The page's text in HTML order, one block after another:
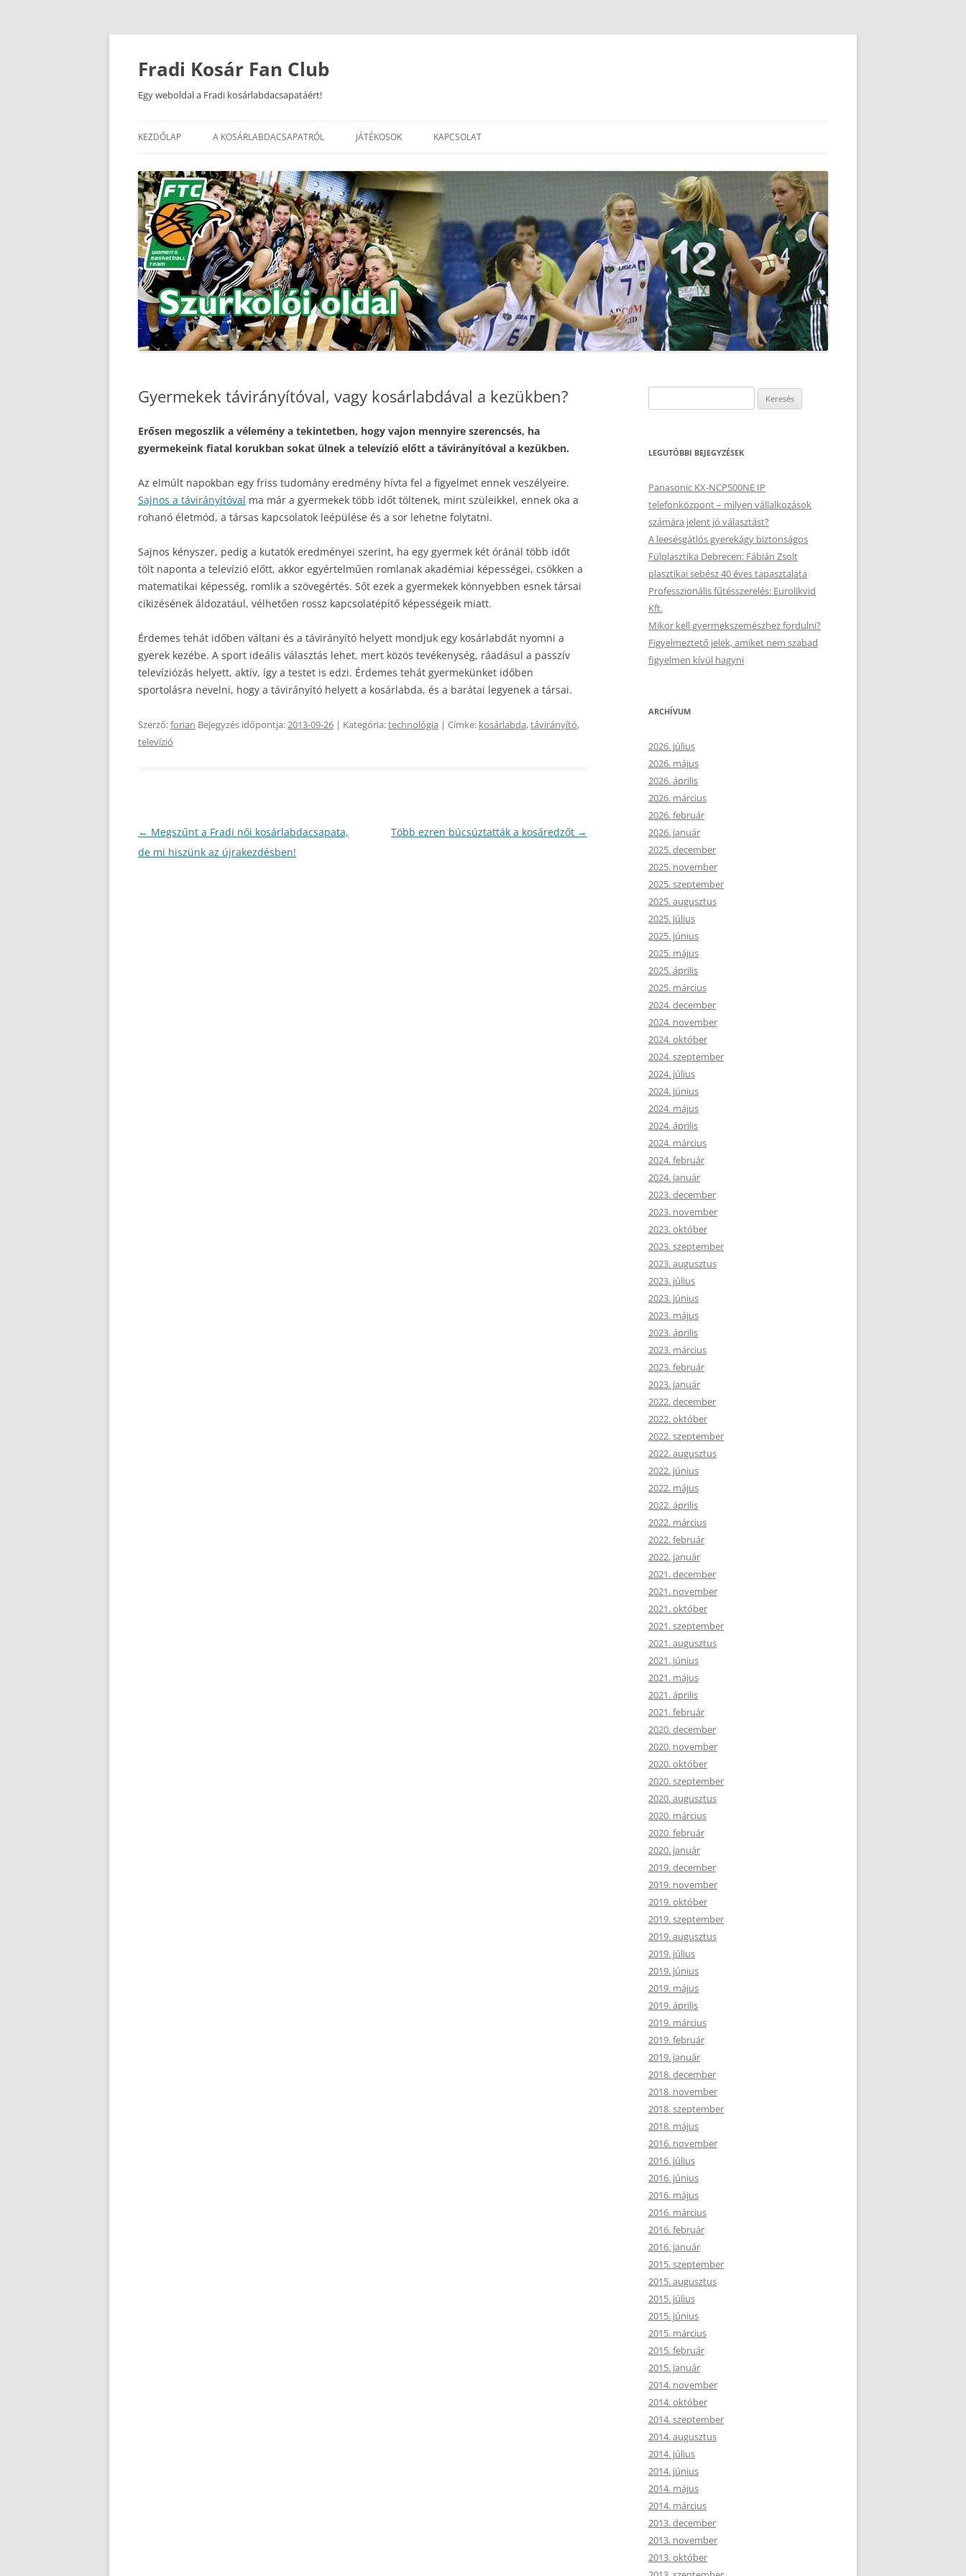
Kilépés
tartalomba
Fradi Kosár Fan Club
Egy weboldal a Fradi kosárlabdacsapatáért!
KEZDŐLAP A KOSÁRLABDACSAPATRÓL JÁTÉKOSOK KAPCSOLAT
Gyermekek távirányítóval, vagy kosárlabdával a kezükben?
Erősen megoszlik a vélemény a tekintetben, hogy vajon mennyire szerencsés, ha
gyermekeink fiatal korukban sokat ülnek a televízió előtt a távirányítóval a kezükben.
Az elmúlt napokban egy friss tudomány eredmény hívta fel a figyelmet ennek veszélyeire.
Sajnos a távirányítóval ma már a gyermekek több időt töltenek, mint szüleikkel, ennek oka a
rohanó életmód, a társas kapcsolatok leépülése és a sor lehetne folytatni.
Sajnos kényszer, pedig a kutatók eredményei szerint, ha egy gyermek két óránál több időt
tölt naponta a televízió előtt, akkor egyértelműen romlanak akadémiai képességei, csökken a
matematikai képesség, romlik a szövegértés. Sőt ezek a gyermekek könnyebben esnek társai
cikizésének áldozatául, vélhetően rossz kapcsolatépítő képességeik miatt.
Érdemes tehát időben váltani és a távirányító helyett mondjuk egy kosárlabdát nyomni a
gyerek kezébe. A sport ideális választás lehet, mert közös tevékenység, ráadásul a passzív
televíziózás helyett, aktív, így a testet is edzi. Érdemes tehát gyermekünket időben
sportolásra nevelni, hogy a távirányító helyett a kosárlabda, és a barátai legyenek a társai.
Szerző:forian Bejegyzés időpontja:2013-09-26 | Kategória:technológia | Címke: kosárlabda,távirányító,
televízió
Bejegyzés
navigáció
← Megszűnt a Fradi női kosárlabdacsapata,
de mi hiszünk az újrakezdésben!
Több ezren búcsúztatták a kosáredzőt →
LEGUTÓBBI BEJEGYZÉSEK
Panasonic KX-NCP500NE IP
telefonközpont – milyen vállalkozások
számára jelent jó választást?
A leesésgátlós gyerekágy biztonságos
Fülplasztika Debrecen: Fábián Zsolt
plasztikai sebész 40 éves tapasztalata
Professzionális fűtésszerelés: Eurolikvid
Kft.
Mikor kell gyermekszemészhez fordulni?
Figyelmeztető jelek, amiket nem szabad
figyelmen kívül hagyni
ARCHÍVUM
2026. július
2026. május
2026. április
2026. március
2026. február
2026. január
2025. december
2025. november
2025. szeptember
2025. augusztus
2025. július
2025. június
2025. május
2025. április
2025. március
2024. december
2024. november
2024. október
2024. szeptember
2024. július
2024. június
2024. május
2024. április
2024. március
2024. február
2024. január
2023. december
2023. november
2023. október
2023. szeptember
2023. augusztus
2023. július
2023. június
2023. május
2023. április
2023. március
2023. február
2023. január
2022. december
2022. október
2022. szeptember
2022. augusztus
2022. június
2022. május
2022. április
2022. március
2022. február
2022. január
2021. december
2021. november
2021. október
2021. szeptember
2021. augusztus
2021. június
2021. május
2021. április
2021. február
2020. december
2020. november
2020. október
2020. szeptember
2020. augusztus
2020. március
2020. február
2020. január
2019. december
2019. november
2019. október
2019. szeptember
2019. augusztus
2019. július
2019. június
2019. május
2019. április
2019. március
2019. február
2019. január
2018. december
2018. november
2018. szeptember
2018. május
2016. november
2016. július
2016. június
2016. május
2016. március
2016. február
2016. január
2015. szeptember
2015. augusztus
2015. július
2015. június
2015. március
2015. február
2015. január
2014. november
2014. október
2014. szeptember
2014. augusztus
2014. július
2014. június
2014. május
2014. március
2013. december
2013. november
2013. október